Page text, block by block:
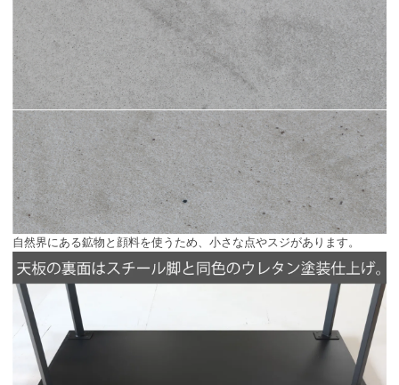
自然界にある鉱物と顔料を使うため、小さな点やスジがあります。